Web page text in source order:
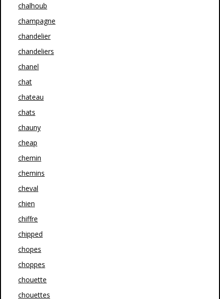
chalhoub
champagne
chandelier
chandeliers
chanel
chat
chateau
chats
chauny
cheap
chemin
chemins
cheval
chien
chiffre
chipped
chopes
choppes
chouette
chouettes